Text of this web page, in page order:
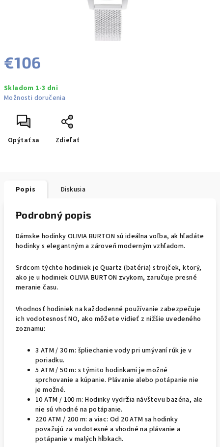
€106
cena:
Skladom 1-3 dni
Možnosti doručenia
Opýtať sa Zdieľať
Popis Diskusia
Podrobný popis
Dámske hodinky OLIVIA BURTON sú ideálna voľba, ak hľadáte
hodinky s elegantným a zároveň moderným vzhľadom.
Srdcom týchto hodiniek je Quartz (batéria) strojček, ktorý,
ako je u hodiniek OLIVIA BURTON zvykom, zaručuje presné
meranie času.
Vhodnosť hodiniek na každodenné používanie zabezpečuje
ich vodotesnosť NO, ako môžete vidieť z nižšie uvedeného
zoznamu:
3 ATM / 30 m: špliechanie vody pri umývaní rúk je v
poriadku.
5 ATM / 50 m: s týmito hodinkami je možné
sprchovanie a kúpanie. Plávanie alebo potápanie nie
je možné.
10 ATM / 100 m: Hodinky vydržia návštevu bazéna, ale
nie sú vhodné na potápanie.
220 ATM / 200 m: a viac: Od 20 ATM sa hodinky
považujú za vodotesné a vhodné na plávanie a
potápanie v malých hĺbkach.